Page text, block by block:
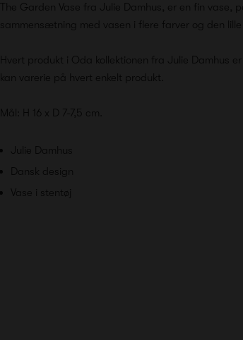
The Garden Vase fra Julie Damhus, er en fin vase,
sammensætning med vasen i flere farver og den lille
Hvert produkt i Oda kollektionen fra Julie Damhus
kan varerie på hvert enkelt produkt.
Mål: H 16 x D 7-7,5 cm.
Julie Damhus
Dansk design
Vase i stentøj